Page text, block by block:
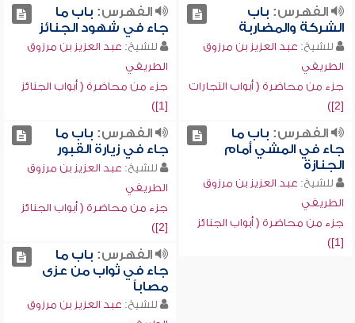
الفهرس: باب
الشركة والمضاربة
للشيخ: عبد العزيز بن مرزوق
الطريفي
جزء من محاضرة ( أبواب التجارات
[2])
الفهرس: باب ما
جاء في شهود الجنائز
للشيخ: عبد العزيز بن مرزوق
الطريفي
جزء من محاضرة ( أبواب الجنائز
[1])
الفهرس: باب ما
جاء في المشي أمام
الجنازة
للشيخ: عبد العزيز بن مرزوق
الطريفي
جزء من محاضرة ( أبواب الجنائز
[1])
الفهرس: باب ما
جاء في زيارة القبور
للشيخ: عبد العزيز بن مرزوق
الطريفي
جزء من محاضرة ( أبواب الجنائز
[2])
الفهرس: باب ما
جاء في ثواب من عزى
مصاباً
للشيخ: عبد العزيز بن مرزوق